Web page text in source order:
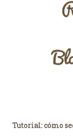
Tutorial: cómo